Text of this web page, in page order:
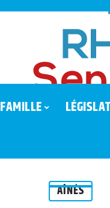
FAMILLE
AÎNÉS